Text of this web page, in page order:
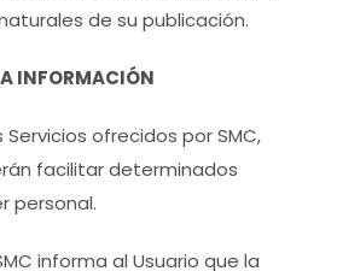
de su publicación.
INFORMACIÓN
Servicios ofrecidos por SMC,
facilitar determinados
personal.
informa al Usuario que la